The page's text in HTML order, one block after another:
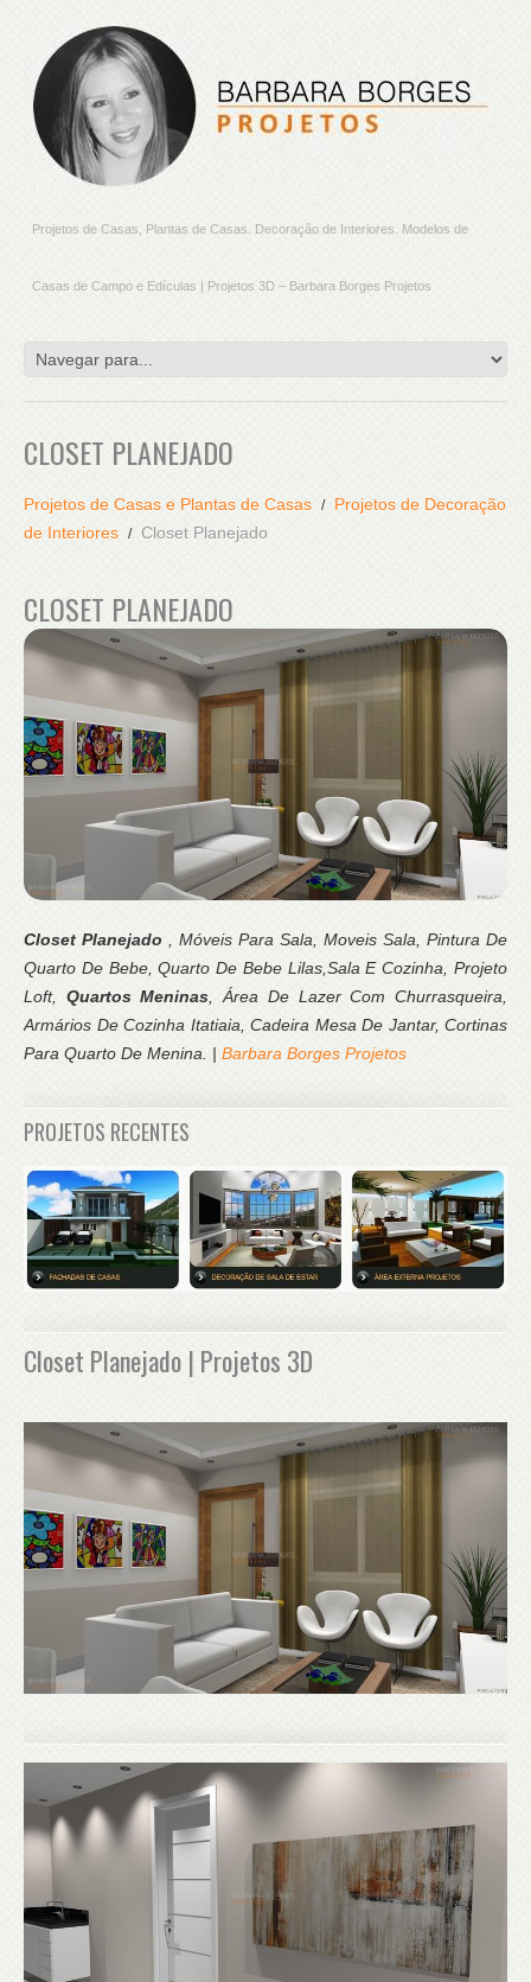
Projetos de Casas, Plantas de Casas. Decoração de Interiores. Modelos de
Casas de Campo e Edículas | Projetos 3D – Barbara Borges Projetos
CLOSET PLANEJADO
Projetos de Casas e Plantas de Casas
Projetos de Decoração
de Interiores
Closet Planejado
CLOSET PLANEJADO
Closet Planejado , Móveis Para Sala, Moveis Sala, Pintura De
Quarto De Bebe, Quarto De Bebe Lilas,Sala E Cozinha, Projeto
Loft, Quartos Meninas, Área De Lazer Com Churrasqueira,
Armários De Cozinha Itatiaia, Cadeira Mesa De Jantar, Cortinas
Para Quarto De Menina. | Barbara Borges Projetos
PROJETOS RECENTES
Closet Planejado | Projetos 3D